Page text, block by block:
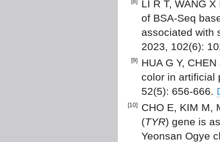
[8]
LI R T, WANG
of BSA-Seq
associated with
2023, 102(6):
[9]
HUA G Y,
color in artificial
52(5): 656-666.
[10]
CHO E, KIM M,
(TYR) gene is
Yeonsan Ogye